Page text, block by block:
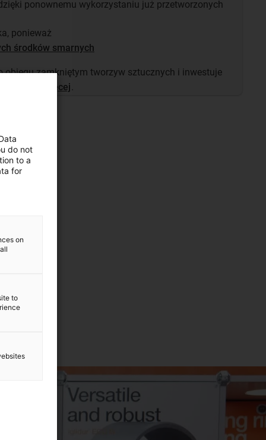
ponownemu wykorzystaniu już przetworzonych
ponieważ
środków smarnych
obiegu zamkniętym tworzyw sztucznych i inwestuje
się więcej.
do not
to a
for
on
to